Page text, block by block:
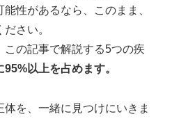
性があるなら、このまま、
さい。
この記事で解説する5つの疾
以上を占めます。
を、一緒に見つけにいきま